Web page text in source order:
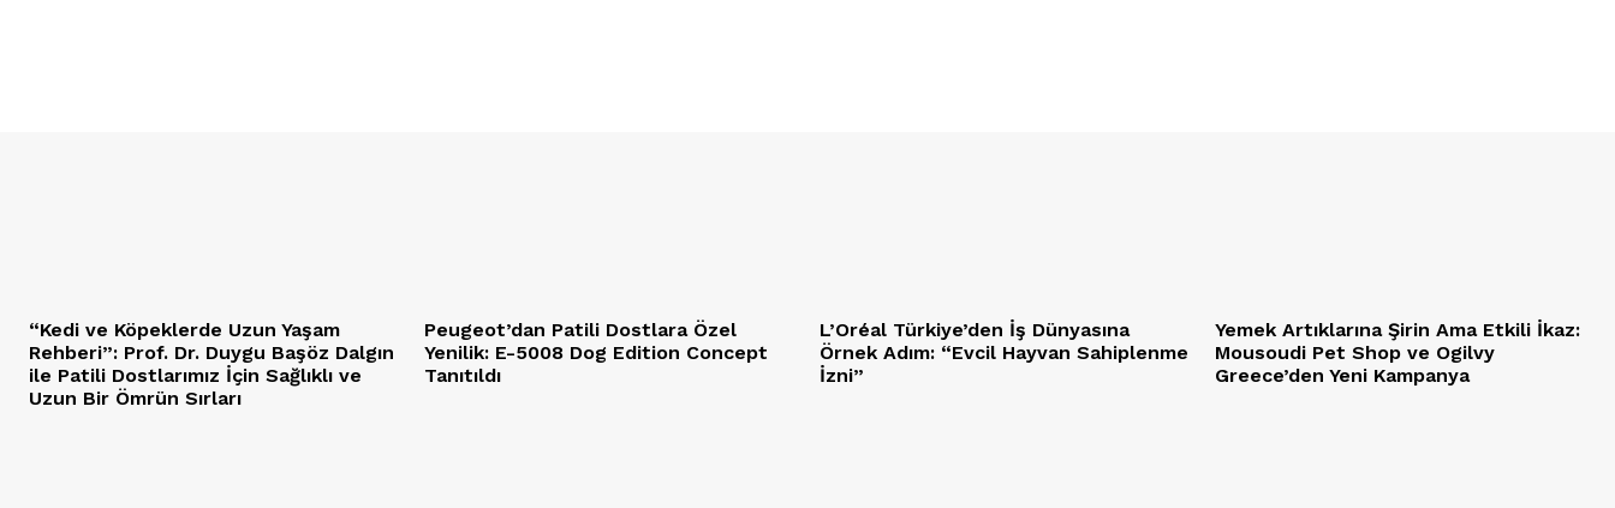
“Kedi ve Köpeklerde Uzun Yaşam
Rehberi”: Prof. Dr. Duygu Başöz Dalgın
ile Patili Dostlarımız İçin Sağlıklı ve
Uzun Bir Ömrün Sırları
Peugeot’dan Patili Dostlara Özel
Yenilik: E-5008 Dog Edition Concept
Tanıtıldı
L’Oréal Türkiye’den İş Dünyasına
Örnek Adım: “Evcil Hayvan Sahiplenme
İzni”
Yemek Artıklarına Şirin Ama Etkili İkaz:
Mousoudi Pet Shop ve Ogilvy
Greece’den Yeni Kampanya